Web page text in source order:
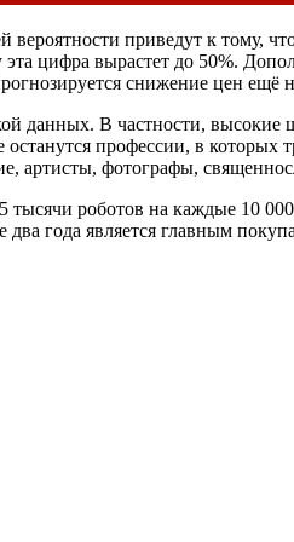
вероятности приведут к тому,
цифра вырастет до 50%.
снижение цен ещё
данных. В частности, высокие
профессии, в которых
артисты, фотографы,
роботов на каждые 10 000
года является главным